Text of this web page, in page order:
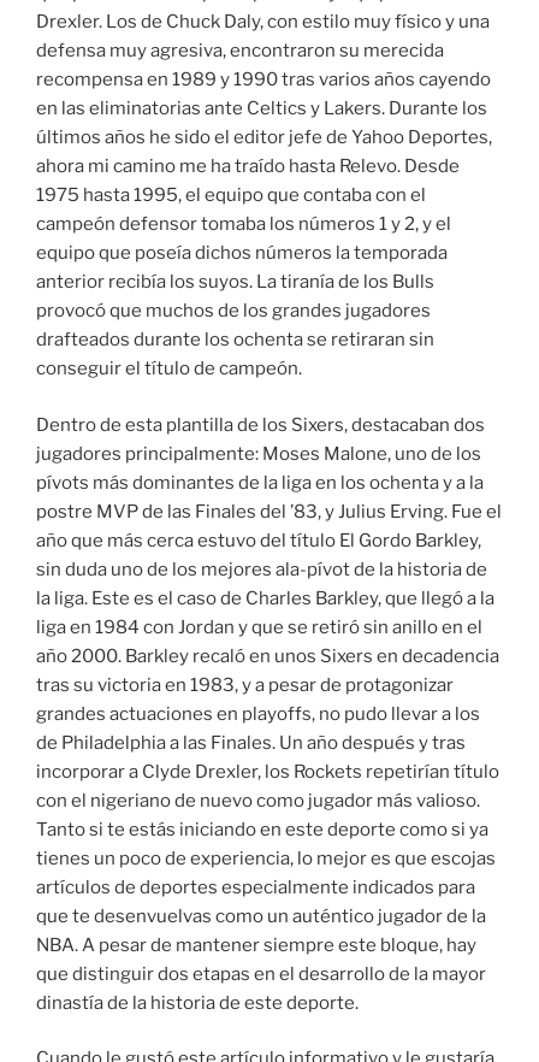
Drexler. Los de Chuck Daly, con estilo muy físico y una
defensa muy agresiva, encontraron su merecida
recompensa en 1989 y 1990 tras varios años cayendo
en las eliminatorias ante Celtics y Lakers. Durante los
últimos años he sido el editor jefe de Yahoo Deportes,
ahora mi camino me ha traído hasta Relevo. Desde
1975 hasta 1995, el equipo que contaba con el
campeón defensor tomaba los números 1 y 2, y el
equipo que poseía dichos números la temporada
anterior recibía los suyos. La tiranía de los Bulls
provocó que muchos de los grandes jugadores
drafteados durante los ochenta se retiraran sin
conseguir el título de campeón.
Dentro de esta plantilla de los Sixers, destacaban dos
jugadores principalmente: Moses Malone, uno de los
pívots más dominantes de la liga en los ochenta y a la
postre MVP de las Finales del ’83, y Julius Erving. Fue el
año que más cerca estuvo del título El Gordo Barkley,
sin duda uno de los mejores ala-pívot de la historia de
la liga. Este es el caso de Charles Barkley, que llegó a la
liga en 1984 con Jordan y que se retiró sin anillo en el
año 2000. Barkley recaló en unos Sixers en decadencia
tras su victoria en 1983, y a pesar de protagonizar
grandes actuaciones en playoffs, no pudo llevar a los
de Philadelphia a las Finales. Un año después y tras
incorporar a Clyde Drexler, los Rockets repetirían título
con el nigeriano de nuevo como jugador más valioso.
Tanto si te estás iniciando en este deporte como si ya
tienes un poco de experiencia, lo mejor es que escojas
artículos de deportes especialmente indicados para
que te desenvuelvas como un auténtico jugador de la
NBA. A pesar de mantener siempre este bloque, hay
que distinguir dos etapas en el desarrollo de la mayor
dinastía de la historia de este deporte.